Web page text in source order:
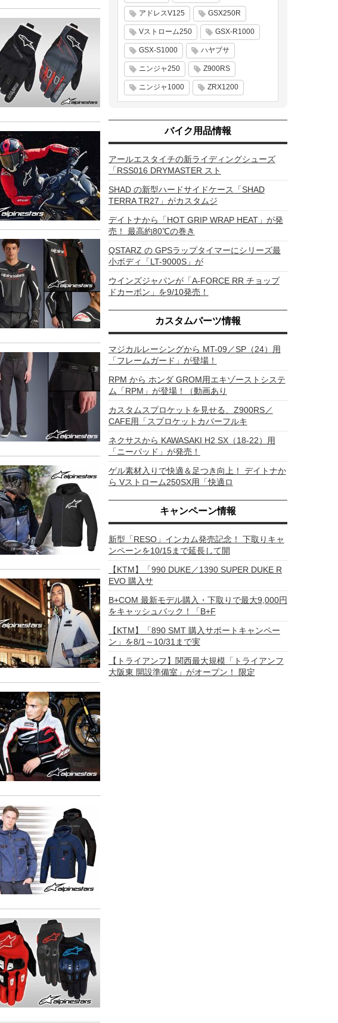
アドレスV125 GSX250R
Vストローム250 GSX-R1000
GSX-S1000 ハヤブサ
ニンジャ250 Z900RS
ニンジャ1000 ZRX1200
バイク用品情報
アールエスタイチの新ライディングシューズ
「RSS016 DRYMASTER スト
SHAD の新型ハードサイドケース「SHAD
TERRA TR27」がカスタムジ
デイトナから「HOT GRIP WRAP HEAT」が発
売！ 最高約80℃の巻き
QSTARZ の GPSラップタイマーにシリーズ最
小ボディ「LT-9000S」が
ウインズジャパンが「A-FORCE RR チョップ
ドカーボン」を9/10発売！
カスタムパーツ情報
マジカルレーシングから MT-09／SP（24）用
「フレームガード」が登場！
RPM から ホンダ GROM用エキゾーストシステ
ム「RPM」が登場！（動画あり
カスタムスプロケットを見せる、Z900RS／
CAFE用「スプロケットカバーフルキ
ネクサスから KAWASAKI H2 SX（18-22）用
「ニーパッド」が発売！
ゲル素材入りで快適＆足つき向上！ デイトナか
ら Vストローム250SX用「快適ロ
キャンペーン情報
新型「RESO」インカム発売記念！ 下取りキャ
ンペーンを10/15まで延長して開
【KTM】「990 DUKE／1390 SUPER DUKE R
EVO 購入サ
B+COM 最新モデル購入・下取りで最大9,000円
をキャッシュバック！「B+F
【KTM】「890 SMT 購入サポートキャンペー
ン」を8/1～10/31まで実
【トライアンフ】関西最大規模「トライアンフ
大阪東 開設準備室」がオープン！ 限定